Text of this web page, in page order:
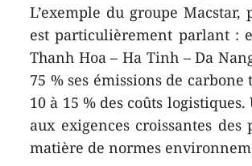
L’exemple du groupe
est particulièrement parlant :
Thanh Hoa – Ha Tinh – Da
75 % ses émissions de
10 à 15 % des coûts
aux exigences croissantes
matière de normes